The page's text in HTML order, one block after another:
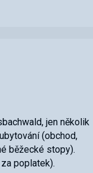
jen několik
(obchod,
běžecké stopy).
poplatek).